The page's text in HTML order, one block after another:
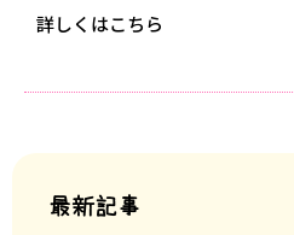
詳しくはこちら
最新記事